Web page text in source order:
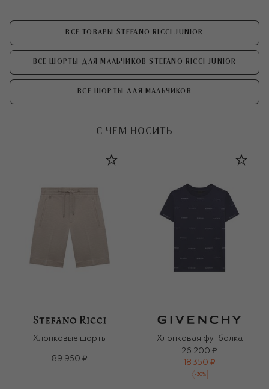
ВСЕ ТОВАРЫ STEFANO RICCI JUNIOR
ВСЕ ШОРТЫ ДЛЯ МАЛЬЧИКОВ STEFANO RICCI JUNIOR
ВСЕ ШОРТЫ ДЛЯ МАЛЬЧИКОВ
С ЧЕМ НОСИТЬ
Хлопковые шорты
89 950 ₽
Хлопковая футболка
26 200 ₽
18 350 ₽
-30%